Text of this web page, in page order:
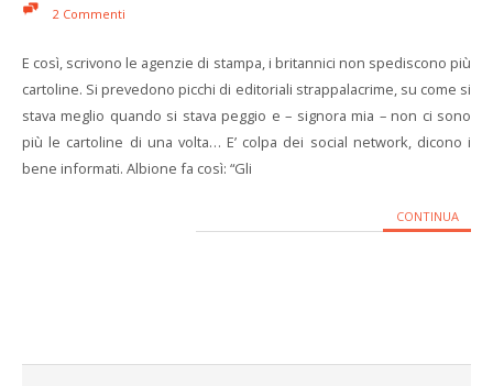
2 Commenti
E così, scrivono le agenzie di stampa, i britannici non spediscono più
cartoline. Si prevedono picchi di editoriali strappalacrime, su come si
stava meglio quando si stava peggio e – signora mia – non ci sono
più le cartoline di una volta… E’ colpa dei social network, dicono i
bene informati. Albione fa così: “Gli
CONTINUA